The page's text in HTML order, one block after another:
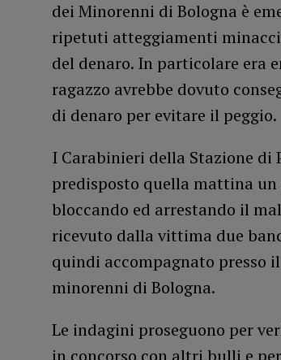
dei Minorenni di Bologna è
ripetuti atteggiamenti
del denaro. In particolare era
ragazzo avrebbe dovuto
di denaro per evitare il peggio.
I Carabinieri della Stazione di
predisposto quella mattina
bloccando ed arrestando il
ricevuto dalla vittima due
quindi accompagnato presso
minorenni di Bologna.
Le indagini proseguono per
in concorso con altri bulli e